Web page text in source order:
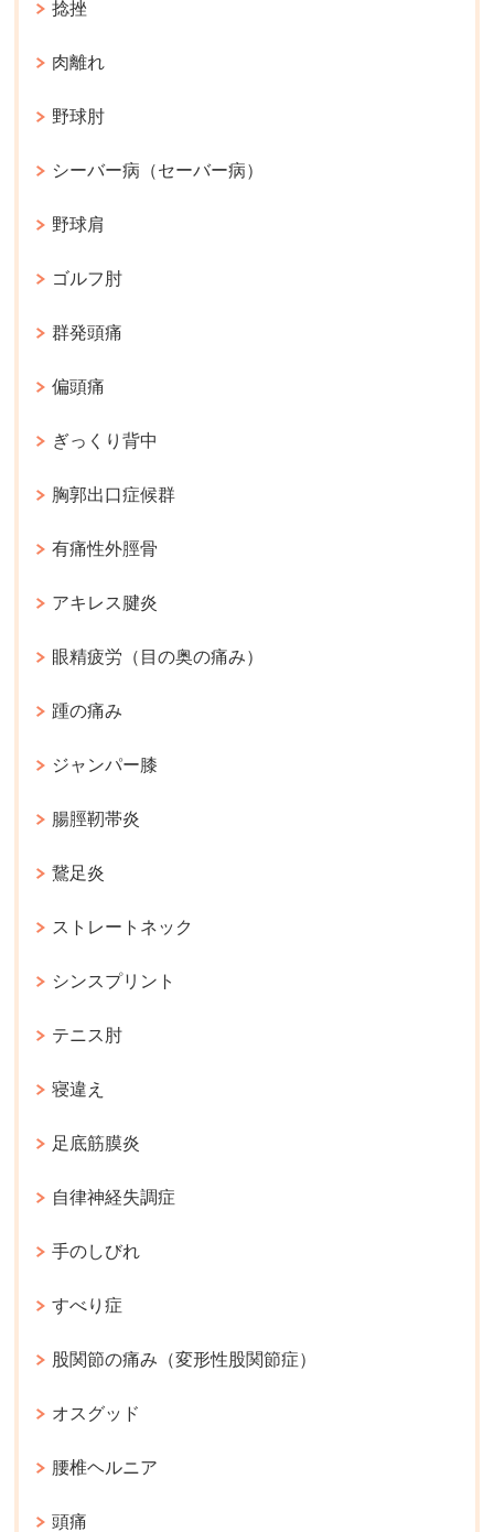
捻挫
肉離れ
野球肘
シーバー病（セーバー病）
野球肩
ゴルフ肘
群発頭痛
偏頭痛
ぎっくり背中
胸郭出口症候群
有痛性外脛骨
アキレス腱炎
眼精疲労（目の奥の痛み）
踵の痛み
ジャンパー膝
腸脛靭帯炎
鵞足炎
ストレートネック
シンスプリント
テニス肘
寝違え
足底筋膜炎
自律神経失調症
手のしびれ
すべり症
股関節の痛み（変形性股関節症）
オスグッド
腰椎ヘルニア
頭痛